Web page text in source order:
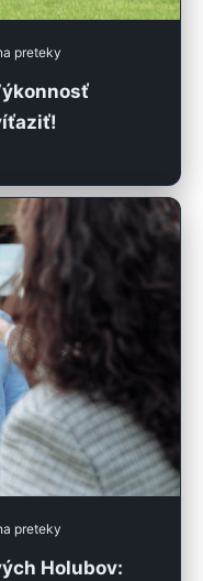
preteky
preteky
Holubov: